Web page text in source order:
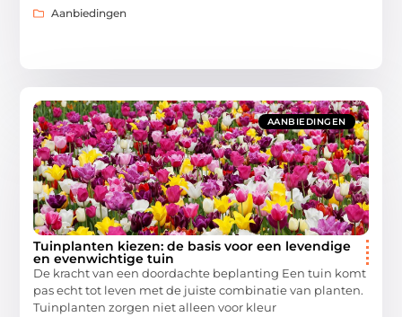
Aanbiedingen
AANBIEDINGEN
Tuinplanten kiezen: de basis voor een levendige
en evenwichtige tuin
De kracht van een doordachte beplanting Een tuin komt
pas echt tot leven met de juiste combinatie van planten.
Tuinplanten zorgen niet alleen voor kleur